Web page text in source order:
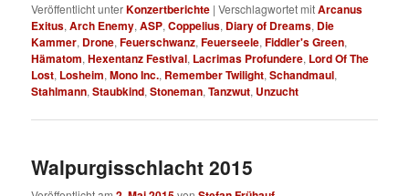
Veröffentlicht unterKonzertberichte |Verschlagwortet mitArcanus
Exitus,Arch Enemy,ASP,Coppelius, Diary of Dreams, Die
Kammer, Drone,Feuerschwanz,Feuerseele,Fiddler's Green,
Hämatom,Hexentanz Festival, Lacrimas Profundere, Lord Of The
Lost, Losheim,Mono Inc., Remember Twilight,Schandmaul,
Stahlmann,Staubkind,Stoneman,Tanzwut, Unzucht
Walpurgisschlacht 2015